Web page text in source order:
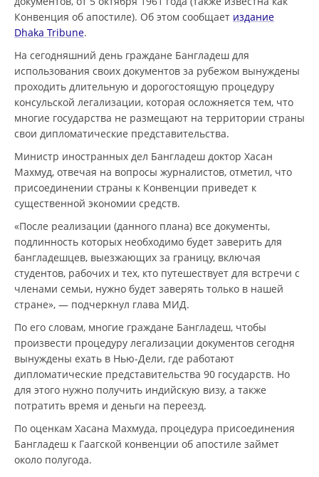
Конвенция об апостиле). Об этом сообщает издание
Dhaka Tribune.
На сегодняшний день граждане Бангладеш для
использования своих документов за рубежом вынуждены
проходить длительную и дорогостоящую процедуру
консульской легализации, которая осложняется тем, что
многие государства не размещают на территории страны
свои дипломатические представительства.
Министр иностранных дел Бангладеш доктор Хасан
Махмуд, отвечая на вопросы журналистов, отметил, что
присоединении страны к Конвенции приведет к
существенной экономии средств.
«После реализации (данного плана) все документы,
подлинность которых необходимо будет заверить для
бангладешцев, выезжающих за границу, включая
студентов, рабочих и тех, кто путешествует для встречи с
членами семьи, нужно будет заверять только в нашей
стране», — подчеркнул глава МИД.
По его словам, многие граждане Бангладеш, чтобы
произвести процедуру легализации документов сегодня
вынуждены ехать в Нью-Дели, где работают
дипломатические представительства 90 государств. Но
для этого нужно получить индийскую визу, а также
потратить время и деньги на переезд.
По оценкам Хасана Махмуда, процедура присоединения
Бангладеш к Гаагской конвенции об апостиле займет
около полугода.